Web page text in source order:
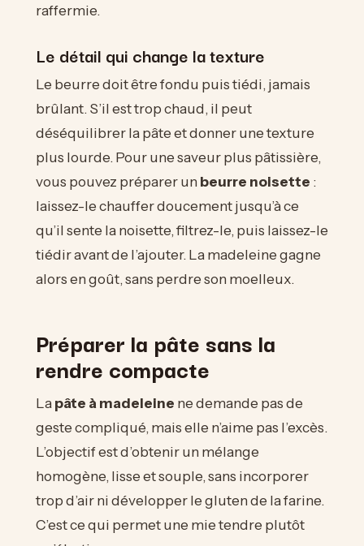
raffermie.
Le détail qui change la texture
Le beurre doit être fondu puis tiédi, jamais
brûlant. S’il est trop chaud, il peut
déséquilibrer la pâte et donner une texture
plus lourde. Pour une saveur plus pâtissière,
vous pouvez préparer un beurre noisette :
laissez-le chauffer doucement jusqu’à ce
qu’il sente la noisette, filtrez-le, puis laissez-le
tiédir avant de l’ajouter. La madeleine gagne
alors en goût, sans perdre son moelleux.
Préparer la pâte sans la
rendre compacte
La pâte à madeleine ne demande pas de
geste compliqué, mais elle n’aime pas l’excès.
L’objectif est d’obtenir un mélange
homogène, lisse et souple, sans incorporer
trop d’air ni développer le gluten de la farine.
C’est ce qui permet une mie tendre plutôt